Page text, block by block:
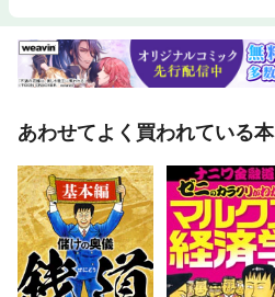
あわせてよく買われている本